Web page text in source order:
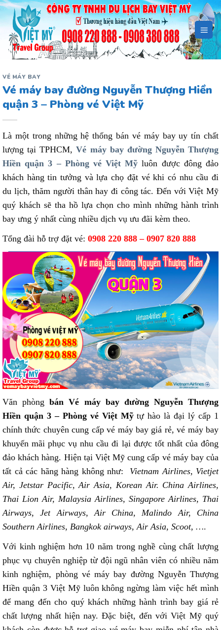
Bỏ
qua
dung
VÉ MÁY BAY
Vé máy bay đường Nguyễn Thượng Hiền
quận 3 – Phòng vé Việt Mỹ
Là một trong những hệ thống bán vé máy bay uy tín chất
lượng tại TPHCM,Vé máy bay đường Nguyễn Thượng
Hiền quận 3 – Phòng vé Việt Mỹ luôn được đông đảo
khách hàng tin tưởng và lựa chọ đặt vé khi có nhu cầu đi
du lịch, thăm người thân hay đi công tác. Đến với Việt Mỹ
quý khách sẽ tha hồ lựa chọn cho mình những hành trình
bay ưng ý nhất cùng nhiều dịch vụ ưu đãi kèm theo.
Tổng đài hỗ trợ đặt vé: 0908 220 888 – 0907 820 888
Văn phòng bán Vé máy bay đường Nguyễn Thượng
Hiền quận 3 – Phòng vé Việt Mỹtự hào là đại lý cấp 1
chính thức chuyên cung cấp vé máy bay giá rẻ, vé máy bay
khuyến mãi phục vụ nhu cầu đi lại được tốt nhất của đông
đảo khách hàng. Hiện tại Việt Mỹ cung cấp vé máy bay của
tất cả các hãng hàng không như:
Vietnam Airlines, Vietjet
Air, Jetstar Pacific, Air Asia, Korean Air. China Airlines,
Thai Lion Air, Malaysia Airlines, Singapore Airlines, Thai
Airways, Jet Airways, Air China, Malindo Air, China
Southern Airlines, Bangkok airways, Air Asia, Scoot, ….
Với kinh nghiệm hơn 10 năm trong nghề cùng chất lượng
phục vụ chuyên nghiệp từ đội ngũ nhân viên có nhiều năm
kinh nghiệm, phòng vé máy bay đường Nguyễn Thượng
Hiền quận 3 Việt Mỹ luôn không ngừng làm việc hết mình
để mang đến cho quý khách những hành trình bay giá rẻ
chất lượng nhất hiện nay. Đặc biệt, đến với Việt Mỹ quý